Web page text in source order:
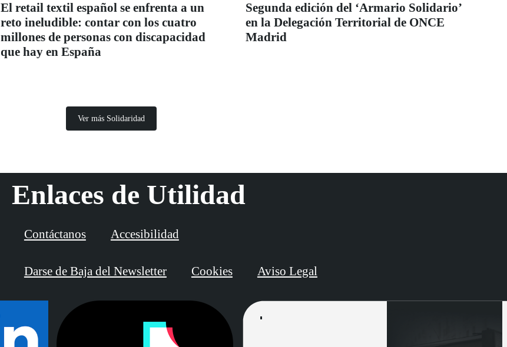
El retail textil español se enfrenta a un
reto ineludible: contar con los cuatro
millones de personas con discapacidad
que hay en España
Segunda edición del ‘Armario Solidario’
en la Delegación Territorial de ONCE
Madrid
Ver más Solidaridad
Enlaces de Utilidad
Contáctanos Accesibilidad
Darse de Baja del Newsletter Cookies Aviso Legal